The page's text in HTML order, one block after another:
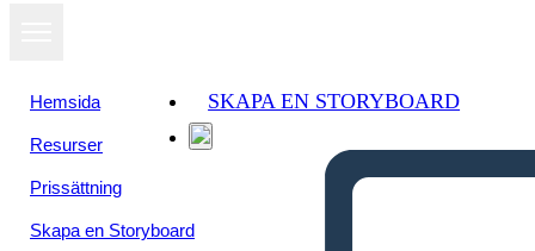
Hemsida
Resurser
Prissättning
Skapa en Storyboard
SKAPA EN STORYBOARD
Visa som
bildspel